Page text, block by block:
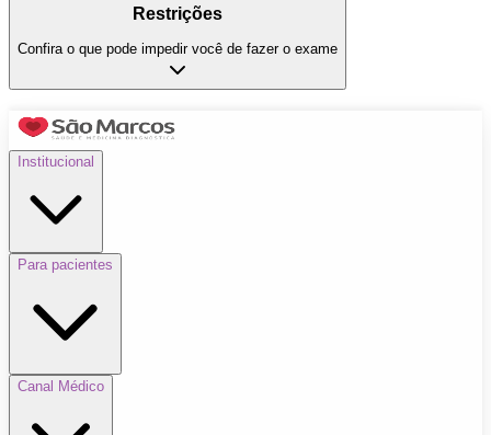
Restrições
Confira o que pode impedir você de fazer o exame
Institucional
Para pacientes
Canal Médico